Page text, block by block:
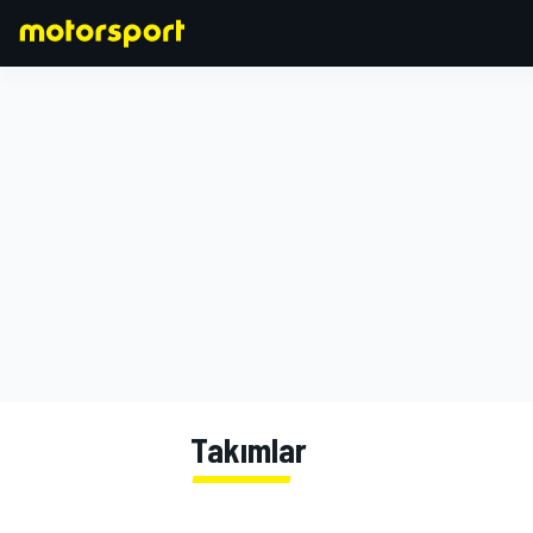
Takımlar